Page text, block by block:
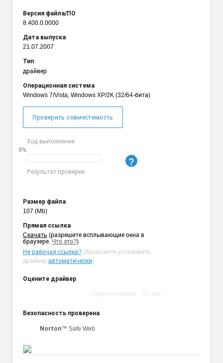
Версия файла/ПО
8.400.0.0000
Дата выпуска
21.07.2007
Тип
драйвер
Операционная система
Windows 7/Vista, Windows XP/2K (32/64-бита)
Проверить совместимость
Ход выполнения
0%
Результат проверки:
Размер файла
107 (Mb)
Прямая ссылка
Cкачать (разрешите всплывающие окна в
браузере. Что это?)
Не рабочая ссылка?(Вы можете установить
драйвер автоматически)
Оцените драйвер
Проголосовало: 52 чел.
Безопасность проверена
Norton™ Safe Web